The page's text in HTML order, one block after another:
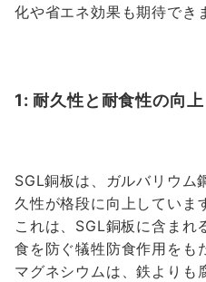
化や省エネ効果も期待でき
1: 耐久性と耐食性の向上
SGL銅板は、ガルバリウム
久性が格段に向上していま
これは、SGL銅板に含まれ
食を防ぐ犠牲防食作用をも
マグネシウムは、鉄よりも